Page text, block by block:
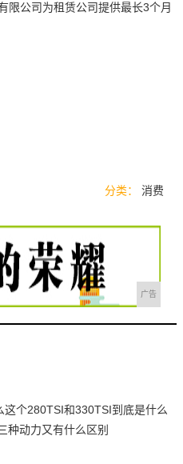
限公司为租赁公司提供最长3个月
分类： 消费
广告
个280TSI和330TSI到底是什么
种动力又有什么区别